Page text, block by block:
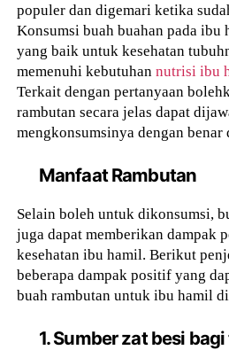
populer dan digemari ketika
Konsumsi buah buahan pada ibu
yang baik untuk kesehatan
memenuhi kebutuhannutrisi ibu
Terkait dengan pertanyaan
rambutan secara jelas dapat
mengkonsumsinya dengan
Manfaat Rambutan
Selain boleh untuk dikonsumsi,
juga dapat memberikan dampak
kesehatan ibu hamil. Berikut
beberapa dampak positif yang
buah rambutan untuk ibu hamil
1. Sumber zat besi